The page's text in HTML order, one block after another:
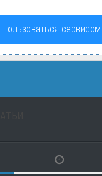
пользоваться сервисом